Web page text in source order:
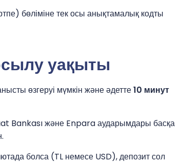
бөліміне тек осы анықтамалық кодты
уақыты
өзгеруі мүмкін және әдетте10 минут
Bankası және Enpara аударымдары басқа
болса (TL немесе USD), депозит сол